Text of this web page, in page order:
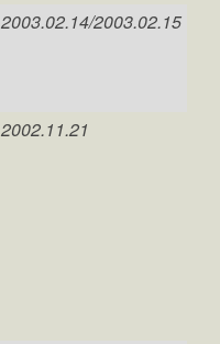
2003.02.14/2003.02.15
2002.11.21